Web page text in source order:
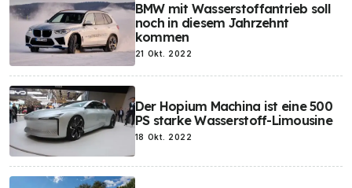
BMW mit Wasserstoffantrieb soll
noch in diesem Jahrzehnt
kommen
21 Okt. 2022
Der Hopium Machina ist eine 500
PS starke Wasserstoff-Limousine
18 Okt. 2022